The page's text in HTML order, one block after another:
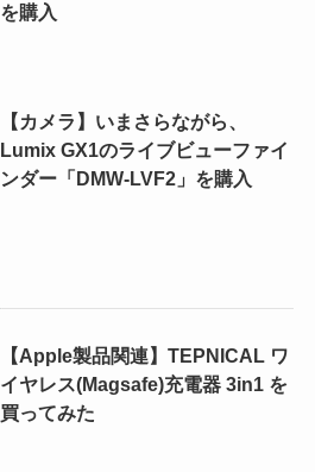
を購入
【カメラ】いまさらながら、
Lumix GX1のライブビューファイ
ンダー「DMW-LVF2」を購入
【Apple製品関連】TEPNICAL ワ
イヤレス(Magsafe)充電器 3in1 を
買ってみた